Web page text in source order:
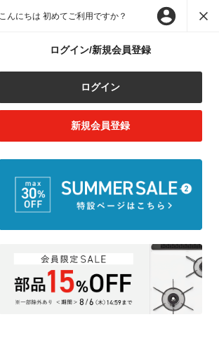
こんにちは 初めてご利用ですか？
ログイン/新規会員登録
ログイン
新規会員登録